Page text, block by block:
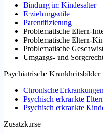
Bindung im Kindesalter
Erziehungsstile
Parentifizierung
Problematische Eltern-
Problematische Eltern-
Problematische
Umgangs- und
Psychiatrische Krankheitsbilder
Chronische
Psychisch erkrankte
Psychisch erkrankte
Zusatzkurse